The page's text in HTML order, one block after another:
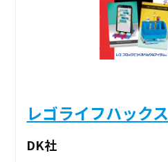
レゴライフハックス
DK社